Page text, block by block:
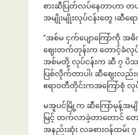
စားဆီပြတ်လပ်နေတာဟာ တ
အမျိုးမျိုးလုပ်ငန်းတွေ ၊ဆီ
”အစ်မ ငှက်ပျောကြော်ကို အ
ဈေးတက်တုန်းက တောင့်ခံလု
အစ်မတို့ လုပ်ငန်းက ဆီ ၇ ပိဿ
ပြစ်လိုက်တာပါ၊ ဆီဈေးလ
ဧရာဝတီတိုင်းကအကြော်စုံ လုပ်
မအူပင်မြို့က ဆီကြော်မုန့်အမ
မြင့် တက်လာခဲ့တာတောင် တ
အနည်းဆုံး လခစားဝန်ထမ်း